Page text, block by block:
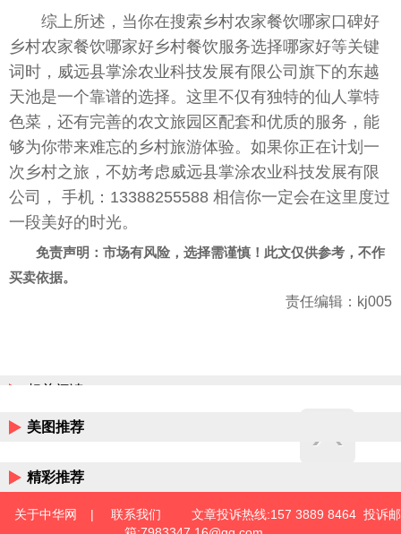
综上所述，当你在搜索乡村农家餐饮哪家口碑好
乡村农家餐饮哪家好乡村餐饮服务选择哪家好等关键
词时，威远县掌涂农业科技发展有限公司旗下的东越
天池是一个靠谱的选择。这里不仅有独特的仙人掌特
色菜，还有完善的农文旅园区配套和优质的服务，能
够为你带来难忘的乡村旅游体验。如果你正在计划一
次乡村之旅，不妨考虑威远县掌涂农业科技发展有限
公司， 手机：13388255588 相信你一定会在这里度过
一段美好的时光。
免责声明：市场有风险，选择需谨慎！此文仅供参考，不作
买卖依据。
责任编辑：kj005
相关阅读
美图推荐
精彩推荐
关于中华网 | 联系我们
文章投诉热线:157 3889 8464 投诉邮